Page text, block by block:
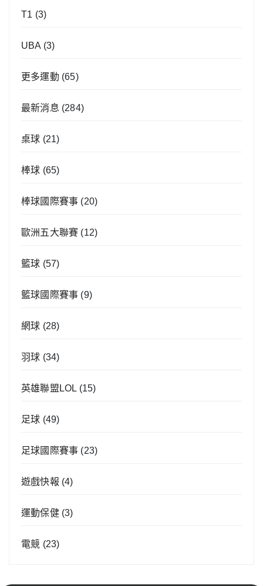
T1 (3)
UBA (3)
更多運動 (65)
最新消息 (284)
桌球 (21)
棒球 (65)
棒球國際賽事 (20)
歐洲五大聯賽 (12)
籃球 (57)
籃球國際賽事 (9)
網球 (28)
羽球 (34)
英雄聯盟LOL (15)
足球 (49)
足球國際賽事 (23)
遊戲快報 (4)
運動保健(3)
電競 (23)